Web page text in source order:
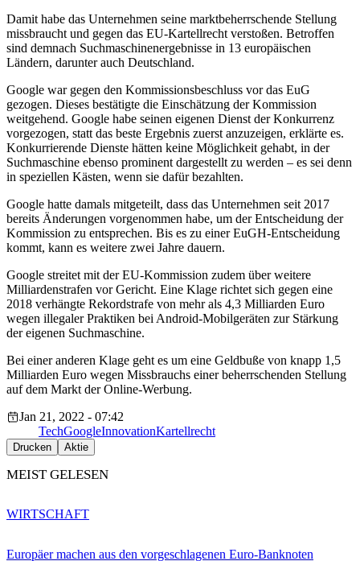
Damit habe das Unternehmen seine marktbeherrschende Stellung
missbraucht und gegen das EU-Kartellrecht verstoßen. Betroffen
sind demnach Suchmaschinenergebnisse in 13 europäischen
Ländern, darunter auch Deutschland.
Google war gegen den Kommissionsbeschluss vor das EuG
gezogen. Dieses bestätigte die Einschätzung der Kommission
weitgehend. Google habe seinen eigenen Dienst der Konkurrenz
vorgezogen, statt das beste Ergebnis zuerst anzuzeigen, erklärte es.
Konkurrierende Dienste hätten keine Möglichkeit gehabt, in der
Suchmaschine ebenso prominent dargestellt zu werden – es sei denn
in speziellen Kästen, wenn sie dafür bezahlten.
Google hatte damals mitgeteilt, dass das Unternehmen seit 2017
bereits Änderungen vorgenommen habe, um der Entscheidung der
Kommission zu entsprechen. Bis es zu einer EuGH-Entscheidung
kommt, kann es weitere zwei Jahre dauern.
Google streitet mit der EU-Kommission zudem über weitere
Milliardenstrafen vor Gericht. Eine Klage richtet sich gegen eine
2018 verhängte Rekordstrafe von mehr als 4,3 Milliarden Euro
wegen illegaler Praktiken bei Android-Mobilgeräten zur Stärkung
der eigenen Suchmaschine.
Bei einer anderen Klage geht es um eine Geldbuße von knapp 1,5
Milliarden Euro wegen Missbrauchs einer beherrschenden Stellung
auf dem Markt der Online-Werbung.
Jan 21, 2022 - 07:42
TechGoogleInnovationKartellrecht
Drucken Aktie
MEIST GELESEN
Europäer machen aus den vorgeschlagenen Euro-Banknoten
WIRTSCHAFT